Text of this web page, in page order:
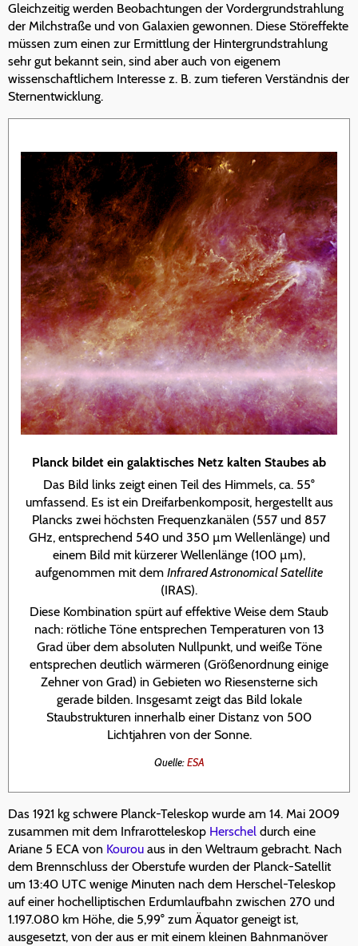
Gleichzeitig werden Beobachtungen der Vordergrundstrahlung
der Milchstraße und von Galaxien gewonnen. Diese Störeffekte
müssen zum einen zur Ermittlung der Hintergrundstrahlung
sehr gut bekannt sein, sind aber auch von eigenem
wissenschaftlichem Interesse z. B. zum tieferen Verständnis der
Sternentwicklung.
Planck bildet ein galaktisches Netz kalten Staubes ab
Das Bild links zeigt einen Teil des Himmels, ca. 55°
umfassend. Es ist ein Dreifarbenkomposit, hergestellt aus
Plancks zwei höchsten Frequenzkanälen (557 und 857
GHz, entsprechend 540 und 350 µm Wellenlänge) und
einem Bild mit kürzerer Wellenlänge (100 µm),
aufgenommen mit dem Infrared Astronomical Satellite
(IRAS).
Diese Kombination spürt auf effektive Weise dem Staub
nach: rötliche Töne entsprechen Temperaturen von 13
Grad über dem absoluten Nullpunkt, und weiße Töne
entsprechen deutlich wärmeren (Größenordnung einige
Zehner von Grad) in Gebieten wo Riesensterne sich
gerade bilden. Insgesamt zeigt das Bild lokale
Staubstrukturen innerhalb einer Distanz von 500
Lichtjahren von der Sonne.
Quelle:ESA
Das 1921 kg schwere Planck-Teleskop wurde am 14. Mai 2009
zusammen mit dem Infrarotteleskop Herschel durch eine
Ariane 5 ECA von Kourou aus in den Weltraum gebracht. Nach
dem Brennschluss der Oberstufe wurden der Planck-Satellit
um 13:40 UTC wenige Minuten nach dem Herschel-Teleskop
auf einer hochelliptischen Erdumlaufbahn zwischen 270 und
1.197.080 km Höhe, die 5,99° zum Äquator geneigt ist,
ausgesetzt, von der aus er mit einem kleinen Bahnmanöver